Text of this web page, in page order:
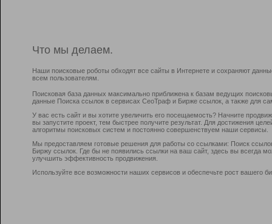
Что мы делаем.
Наши поисковые роботы обходят все сайты в Интернете и сохраняют
всем пользователям.
Поисковая база данных максимально приближена к базам ведущих
данные Поиска ссылок в сервисах СеоТраф и Бирже ссылок, а также для
У вас есть сайт и вы хотите увеличить его посещаемость? Начните
вы запустите проект, тем быстрее получите результат. Для достижения
алгоритмы поисковых систем и постоянно совершенствуем наши сервисы.
Мы предоставляем готовые решения для работы со ссылками: Поиск
Биржу ссылок. Где бы не появились ссылки на ваш сайт, здесь вы всегда
улучшить эффективность продвижения.
Используйте все возможности наших сервисов и обеспечьте рост вашего